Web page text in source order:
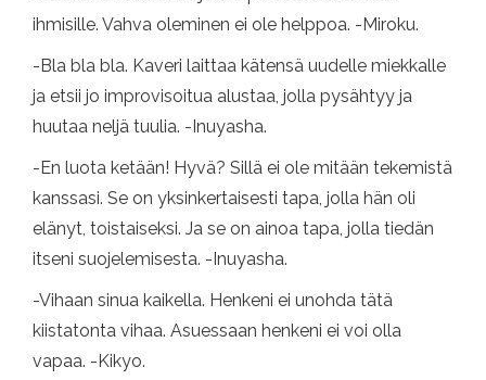
ihmisille. Vahva oleminen ei ole helppoa. -Miroku.
-Bla bla bla. Kaveri laittaa kätensä uudelle miekkalle
ja etsii jo improvisoitua alustaa, jolla pysähtyy ja
huutaa neljä tuulia. -Inuyasha.
-En luota ketään! Hyvä? Sillä ei ole mitään tekemistä
kanssasi. Se on yksinkertaisesti tapa, jolla hän oli
elänyt, toistaiseksi. Ja se on ainoa tapa, jolla tiedän
itseni suojelemisesta. -Inuyasha.
-Vihaan sinua kaikella. Henkeni ei unohda tätä
kiistatonta vihaa. Asuessaan henkeni ei voi olla
vapaa. -Kikyo.